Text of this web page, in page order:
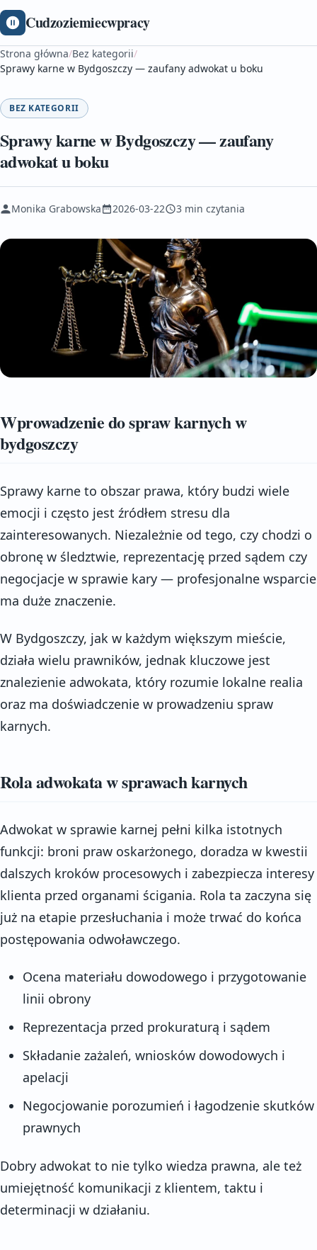
Cudzoziemiecwpracy
Strona główna/Bez kategorii/
Sprawy karne w Bydgoszczy — zaufany adwokat u boku
BEZ KATEGORII
Sprawy karne w Bydgoszczy — zaufany
adwokat u boku
Monika Grabowska 2026-03-22 3 min czytania
Wprowadzenie do spraw karnych w
bydgoszczy
Sprawy karne to obszar prawa, który budzi wiele
emocji i często jest źródłem stresu dla
zainteresowanych. Niezależnie od tego, czy chodzi o
obronę w śledztwie, reprezentację przed sądem czy
negocjacje w sprawie kary — profesjonalne wsparcie
ma duże znaczenie.
W Bydgoszczy, jak w każdym większym mieście,
działa wielu prawników, jednak kluczowe jest
znalezienie adwokata, który rozumie lokalne realia
oraz ma doświadczenie w prowadzeniu spraw
karnych.
Rola adwokata w sprawach karnych
Adwokat w sprawie karnej pełni kilka istotnych
funkcji: broni praw oskarżonego, doradza w kwestii
dalszych kroków procesowych i zabezpiecza interesy
klienta przed organami ścigania. Rola ta zaczyna się
już na etapie przesłuchania i może trwać do końca
postępowania odwoławczego.
Ocena materiału dowodowego i przygotowanie
linii obrony
Reprezentacja przed prokuraturą i sądem
Składanie zażaleń, wniosków dowodowych i
apelacji
Negocjowanie porozumień i łagodzenie skutków
prawnych
Dobry adwokat to nie tylko wiedza prawna, ale też
umiejętność komunikacji z klientem, taktu i
determinacji w działaniu.